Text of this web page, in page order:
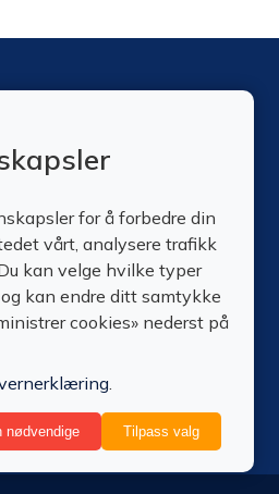
for å motta informasjon
kurs og annen relevant
av dataene dine. Les vår
for å forbedre din
vårt, analysere trafikk
kan velge hvilke typer
kan endre ditt samtykke
cookies» nederst på
.
nødvendige Tilpass valg